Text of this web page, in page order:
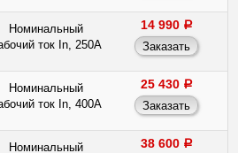
Номинальный
ток In, 250А
14 990 a
Номинальный
ток In, 400А
25 430 a
Номинальный
38 600 a